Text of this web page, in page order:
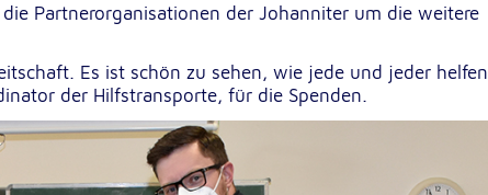
Partnerorganisationen der Johanniter um die weitere
Es ist schön zu sehen, wie jede und jeder helfen
der Hilfstransporte, für die Spenden.